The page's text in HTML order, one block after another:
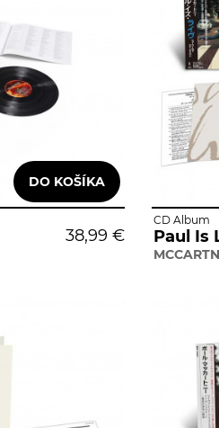
38,99 €
CD Album
Paul Is